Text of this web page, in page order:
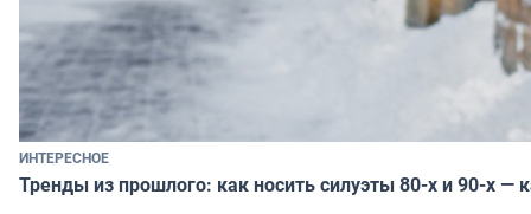
ИНТЕРЕСНОЕ
Тренды из прошлого: как носить силуэты 80-х и 90-х —